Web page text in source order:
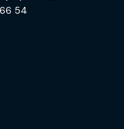
54